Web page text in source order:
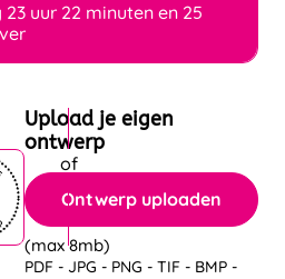
23 uur 22 minuten en 25
Upload je eigen
ontwerp
Ontwerp uploaden
(max 8mb)
PDF - JPG - PNG - TIF - BMP -